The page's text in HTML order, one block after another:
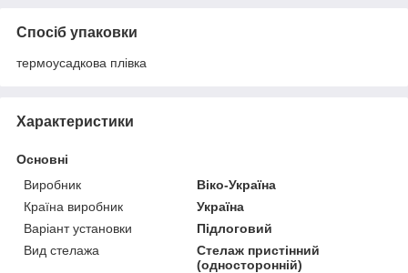
Спосіб упаковки
термоусадкова плівка
Характеристики
Основні
Виробник
Віко-Україна
Країна виробник
Україна
Варіант установки
Підлоговий
Вид стелажа
Стелаж пристінний
(односторонній)